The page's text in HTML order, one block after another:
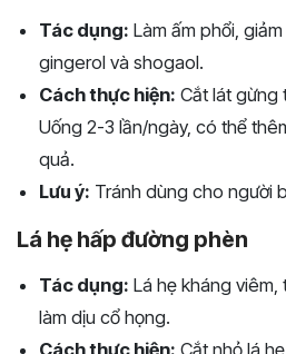
Tác dụng: Làm ấm phổi,
gingerol và shogaol.
Cách thực hiện: Cắt lát gừng
Uống 2-3 lần/ngày, có thể
quả.
Lưu ý: Tránh dùng cho người
Lá hẹ hấp đường phèn
Tác dụng: Lá hẹ kháng
làm dịu cổ họng.